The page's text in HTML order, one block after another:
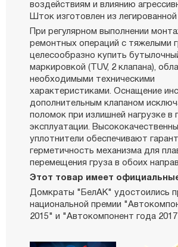
воздействиям и влиянию
Шток изготовлен из легированной
При регулярном выполнении
ремонтных операций с тяжелыми
целесообразно купить
маркировкой (TUV, 2 клапана),
необходимыми техническими
характеристиками. Оснащение
дополнительным клапаном
поломок при излишней нагрузке в
эксплуатации.
уплотнители обеспечивают
герметичность механизма для
перемещения груза в обоих
Этот товар имеет
Домкраты "БелАК" удостоились
национальной премии
2015" и "Автокомпонент года